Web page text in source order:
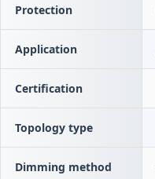
Protection
Application
Certification
Topology type
Dimming method